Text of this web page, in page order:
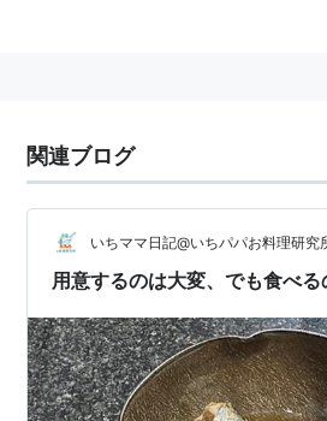
関連ブログ
いちママ日記@いちパパお料理研究
用意するのは大変、でも食べる